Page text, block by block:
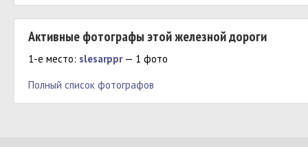
Активные фотографы этой железной дороги
1-е место: slesarppr— 1 фото
Полный список фотографов